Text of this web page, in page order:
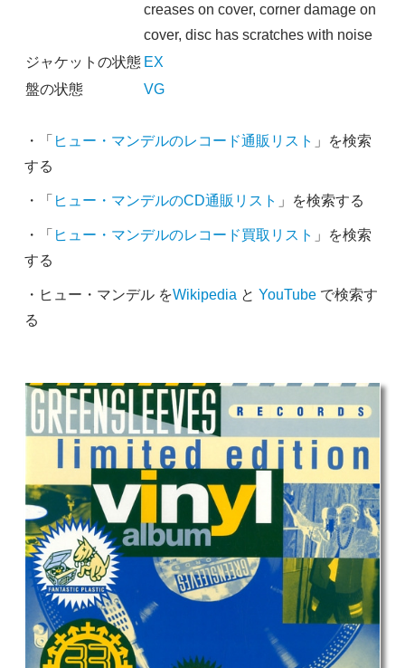
creases on cover, corner damage on
cover, disc has scratches with noise
ジャケットの状態 EX
盤の状態
VG
・「 ヒュー・マンデルのレコード通販リスト 」を検索
する
・「 ヒュー・マンデルのCD通販リスト 」を検索する
・「 ヒュー・マンデルのレコード買取リスト 」を検索
する
・ヒュー・マンデル をWikipedia と YouTubeで検索す
る